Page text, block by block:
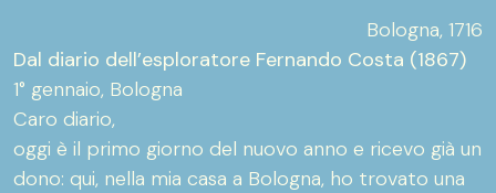
Bologna, 1716
Dal diario dell’esploratore Fernando Costa (1867)
1° gennaio, Bologna
Caro diario,
oggi è il primo giorno del nuovo anno e ricevo già un
dono: qui, nella mia casa a Bologna, ho trovato una